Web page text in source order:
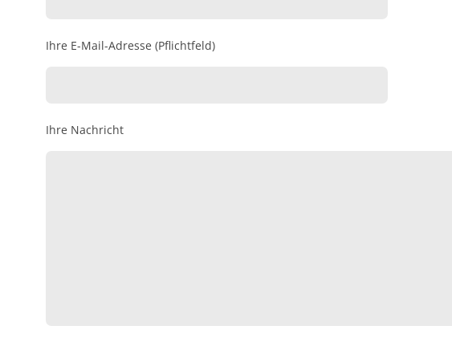
Ihre E-Mail-Adresse (Pflichtfeld)
Ihre Nachricht